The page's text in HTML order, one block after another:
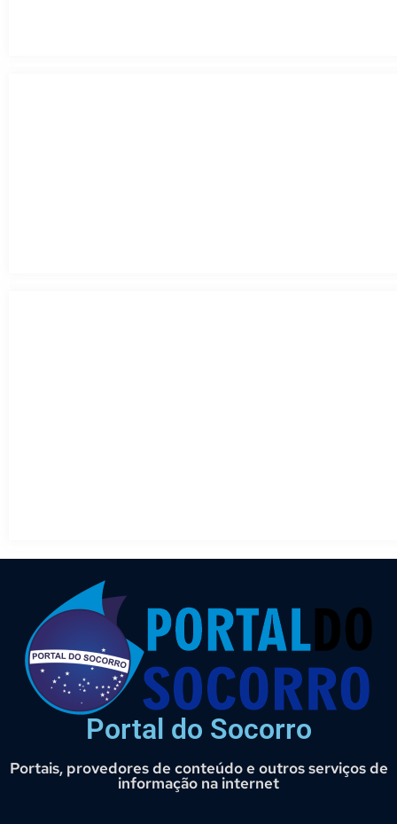
Portal do Socorro
Portais, provedores de conteúdo e outros serviços de
informação na internet